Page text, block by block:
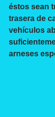
éstos sean
trasera de
vehículos
arneses